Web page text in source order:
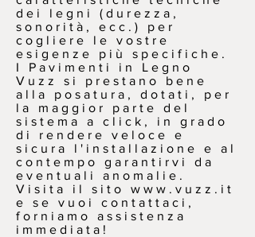
dei legni (durezza,
sonorità, ecc.) per
cogliere le vostre
esigenze più specifiche.
I Pavimenti in Legno
Vuzz si prestano bene
alla posatura, dotati, per
la maggior parte del
sistema a click, in grado
di rendere veloce e
sicura l'installazione e al
contempo garantirvi da
eventuali anomalie.
Visita il sito www.vuzz.it
e se vuoi contattaci,
forniamo assistenza
immediata!